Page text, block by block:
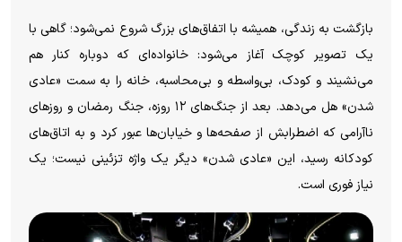
بازگشت به زندگی، همیشه با اتفاق‌های بزرگ شروع نمی‌شود؛ گاهی با
یک تصویر کوچک آغاز می‌شود: خانواده‌ای که دوباره کنار هم
می‌نشیند و کودک، بی‌واسطه و بی‌محاسبه، خانه را به سمت «عادی
شدن» هل می‌دهد. بعد از جنگ‌های ۱۲ روزه، جنگ رمضان و روز‌های
ناآرامی که اضطرابش از صفحه‌ها و خیابان‌ها عبور کرد و به اتاق‌های
کودکانه رسید، این «عادی شدن» دیگر یک واژه تزئینی نیست؛ یک
نیاز فوری است.